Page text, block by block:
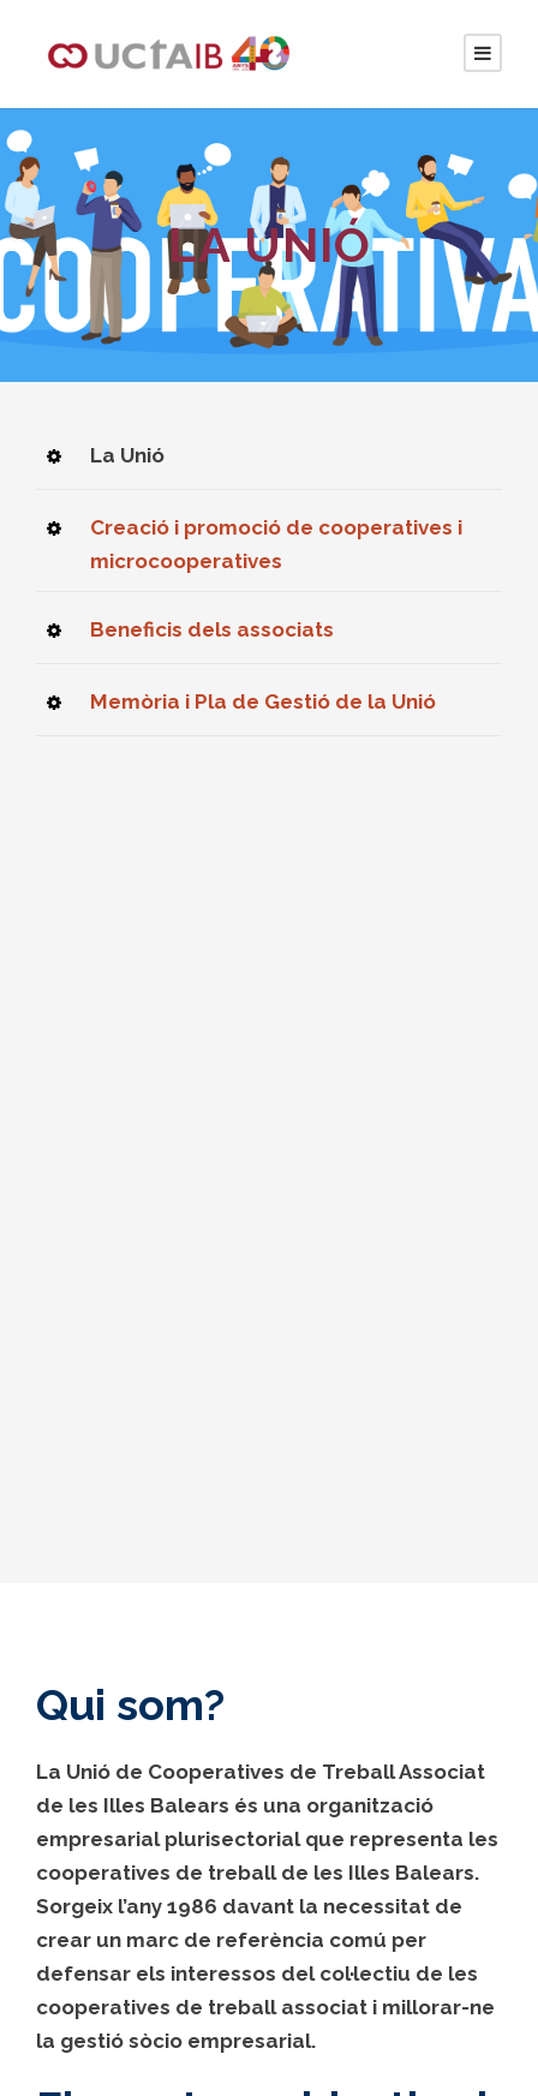
LA UNIÓ
La Unió
Creació i promoció de cooperatives i
microcooperatives
Beneficis dels associats
Memòria i Pla de Gestió de la Unió
Qui som?
La Unió de Cooperatives de Treball Associat
de les Illes Balears és una organització
empresarial plurisectorial que representa les
cooperatives de treball de les Illes Balears.
Sorgeix l’any 1986 davant la necessitat de
crear un marc de referència comú per
defensar els interessos del col·lectiu de les
cooperatives de treball associat i millorar-ne
la gestió sòcio empresarial.